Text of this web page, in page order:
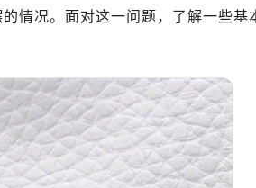
座办公楼14层07室（需提前预约）
室（需提前预约）
（需提前预约）
15层07室（需提前预约）
提前预约）
需提前预约）
需提前预约）
情况。面对这一问题，了解一些基